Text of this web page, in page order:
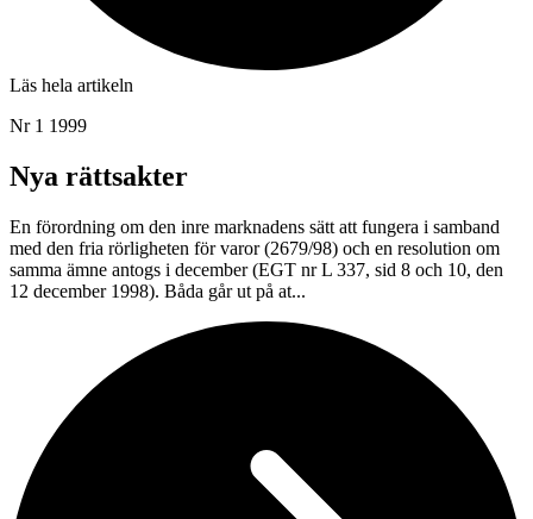
Läs hela artikeln
Nr 1 1999
Nya rättsakter
En förordning om den inre marknadens sätt att fungera i samband
med den fria rörligheten för varor (2679/98) och en resolution om
samma ämne antogs i december (EGT nr L 337, sid 8 och 10, den
12 december 1998). Båda går ut på at...